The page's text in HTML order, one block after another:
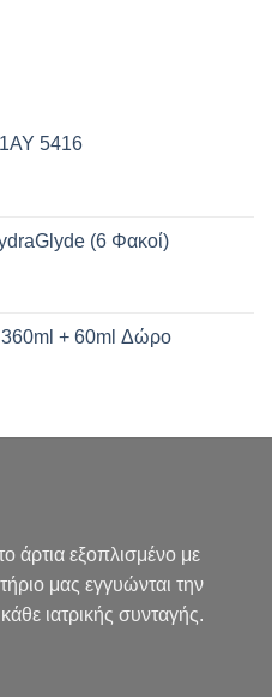
5416
(6 Φακοί)
+ 60ml Δώρο
άρτια εξοπλισμένο με
μας εγγυώνται την
ιατρικής συνταγής.